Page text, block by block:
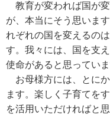
教育が変われば国が
が、本当にそう思いま
れぞれの国を変えるの
す。我々には、国を支
使命があると思っていま
お母様方には、とに
ます。楽しく子育てを
を活用いただければと